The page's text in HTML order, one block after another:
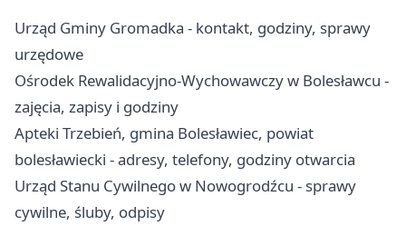
Urząd Gminy Gromadka - kontakt, godziny, sprawy
urzędowe
Ośrodek Rewalidacyjno-Wychowawczy w Bolesławcu -
zajęcia, zapisy i godziny
Apteki Trzebień, gmina Bolesławiec, powiat
bolesławiecki - adresy, telefony, godziny otwarcia
Urząd Stanu Cywilnego w Nowogrodźcu - sprawy
cywilne, śluby, odpisy